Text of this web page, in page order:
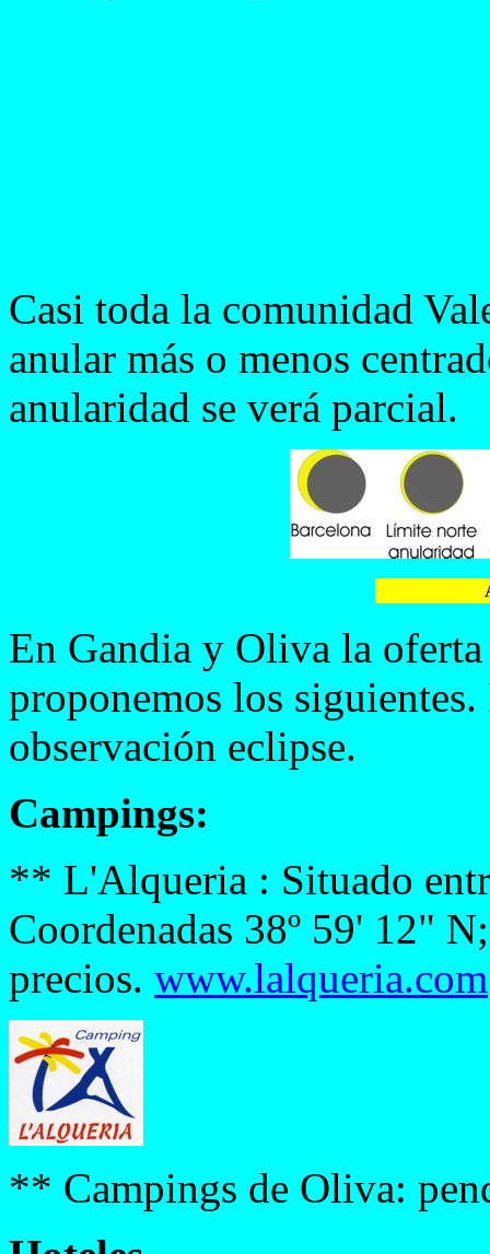
Casi toda la comunidad
anular más o menos
anularidad se verá parcial.
En Gandia y Oliva la
proponemos los
observación eclipse.
Campings:
** L'Alqueria : Situado
Coordenadas 38º 59' 12"
precios. www.lalqueria.com
** Campings de Oliva: